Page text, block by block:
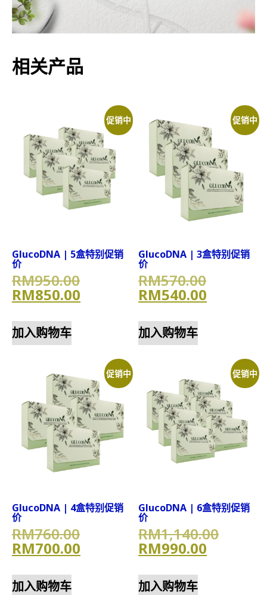
相关产品
促销中
GlucoDNA | 5盒特别促销
价
RM950.00原价为：RM950.00。
RM850.00 当前价格为：RM850.00。
加入购物车
促销中
GlucoDNA | 3盒特别促销
价
RM570.00原价为
RM540.00
加入购物车
促销中
GlucoDNA | 4盒特别促销
价
RM760.00原价为：RM760.00。
RM700.00 当前价格为：RM700.00。
加入购物车
促销中
GlucoDNA | 6盒特别促销
价
RM1,140.00原价为
RM990.00
加入购物车